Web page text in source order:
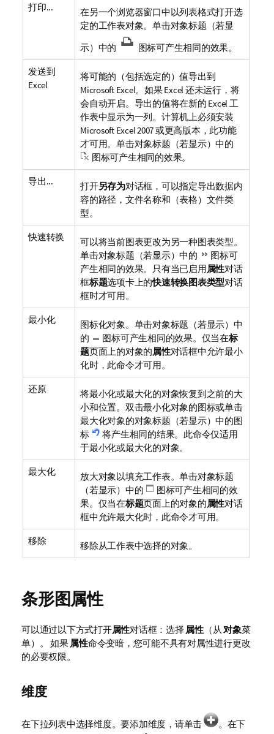
打印...
在另一个浏览器窗口中以列表格式打开选
定的工作表对象。单击对象标题（若显
示）中的
图标可产生相同的效果。
发送到
Excel
将可能的（包括选定的）值导出到
Microsoft Excel。如果 Excel 还未运行，将
会自动开启。导出的值将在新的 Excel 工
作表中显示为一列。计算机上必须安装
Microsoft Excel 2007 或更高版本，此功能
才可用。单击对象标题（若显示）中的
图标可产生相同的效果。
导出... 打开另存为对话框，可以指定导出数据内
容的路径，文件名称和（表格）文件类
型。
快速转换
可以将当前图表更改为另一种图表类型。
单击对象标题（若显示）中的
图标可
产生相同的效果。只有当已启用属性对话
框标题选项卡上的快速转换图表类型对话
框时才可用。
最小化
图标化对象。单击对象标题（若显示）中
的
图标可产生相同的效果。仅当在标
题页面上的对象的属性对话框中允许最小
化时，此命令才可用。
还原
将最小化或最大化的对象恢复到之前的大
小和位置。双击最小化对象的图标或单击
最大化对象的对象标题（若显示）中的图
标
将产生相同的结果。此命令仅适用
于最小化或最大化的对象。
最大化
放大对象以填充工作表。单击对象标题
（若显示）中的
图标可产生相同的效
果。仅当在标题页面上的对象的属性对话
框中允许最大化时，此命令才可用。
移除 移除从工作表中选择的对象。
条形图属性
可以通过以下方式打开属性对话框：选择 属性（从对象菜
单）。 如果属性命令变暗，您可能不具有对属性进行更改
的必要权限。
维度
在下拉列表中选择维度。要添加维度，请单击
。在下